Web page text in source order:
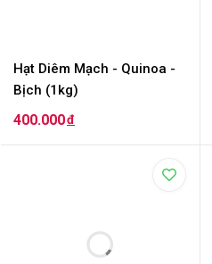
Hạt Diêm Mạch - Quinoa -
Bịch (1kg)
400.000đ